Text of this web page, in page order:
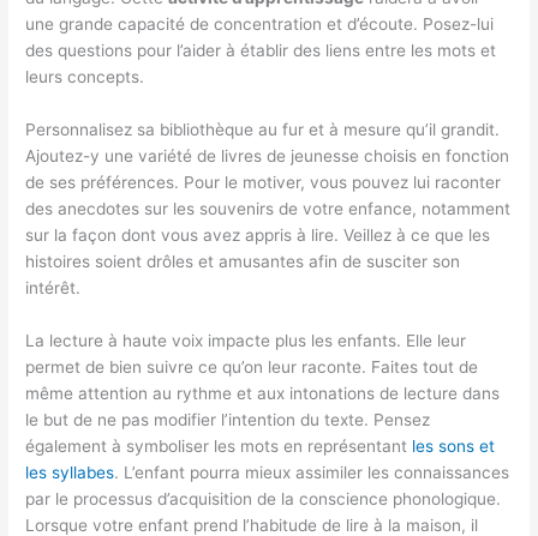
une grande capacité de concentration et d’écoute. Posez-lui
des questions pour l’aider à établir des liens entre les mots et
leurs concepts.
Personnalisez sa bibliothèque au fur et à mesure qu’il grandit.
Ajoutez-y une variété de livres de jeunesse choisis en fonction
de ses préférences. Pour le motiver, vous pouvez lui raconter
des anecdotes sur les souvenirs de votre enfance, notamment
sur la façon dont vous avez appris à lire. Veillez à ce que les
histoires soient drôles et amusantes afin de susciter son
intérêt.
La lecture à haute voix impacte plus les enfants. Elle leur
permet de bien suivre ce qu’on leur raconte. Faites tout de
même attention au rythme et aux intonations de lecture dans
le but de ne pas modifier l’intention du texte. Pensez
également à symboliser les mots en représentant les sons et
les syllabes. L’enfant pourra mieux assimiler les connaissances
par le processus d’acquisition de la conscience phonologique.
Lorsque votre enfant prend l’habitude de lire à la maison, il